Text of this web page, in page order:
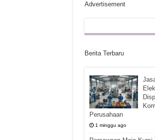
Advertisement
Berita Terbaru
Perusahaan
1 minggu ago